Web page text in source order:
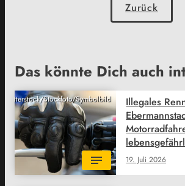
Zurück
Das könnte Dich auch
Shutterstock/Stockfoto/Symbolbild
19. Juli 2026
Illegales